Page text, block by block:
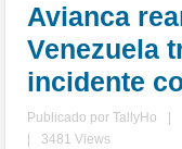
Avianca
Venezuela
incidente
Publicado porTallyHo
3481 Views